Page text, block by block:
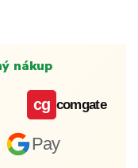
nákup
Pay
cg comgate